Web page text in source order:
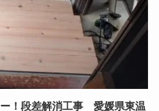
！段差解消工事 愛媛県東温